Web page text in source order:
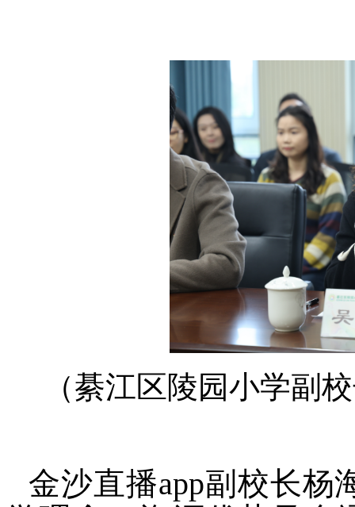
（綦江区陵园小学副
金沙直播app副校长杨